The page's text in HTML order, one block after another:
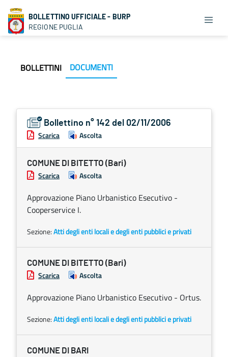
BOLLETTINO UFFICIALE - BURP
REGIONE PUGLIA
BOLLETTINI DOCUMENTI
Bollettino n° 142 del 02/11/2006
Scarica Ascolta
COMUNE DI BITETTO (Bari)
Scarica Ascolta
Approvazione Piano Urbanistico Esecutivo -
Cooperservice I.
Sezione:Atti degli enti locali e degli enti pubblici e privati
COMUNE DI BITETTO (Bari)
Scarica Ascolta
Approvazione Piano Urbanistico Esecutivo - Ortus.
Sezione:Atti degli enti locali e degli enti pubblici e privati
COMUNE DI BARI